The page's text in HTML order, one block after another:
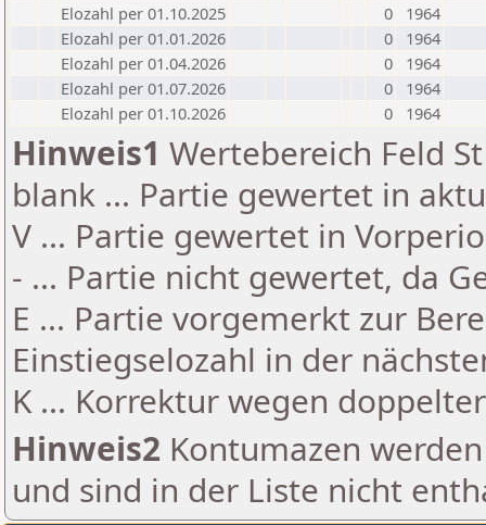
Elozahl per 01.10.2025
0
1964
Elozahl per 01.01.2026
0
1964
Elozahl per 01.04.2026
0
1964
Elozahl per 01.07.2026
0
1964
Elozahl per 01.10.2026
0 1964
Hinweis1 Wertebereich Feld
blank ... Partie gewertet in
V ... Partie gewertet in
- ... Partie nicht gewertet, da
E ... Partie vorgemerkt zur
Einstiegselozahl in der
K ... Korrektur wegen
Hinweis2 Kontumazen
und sind in der Liste nicht